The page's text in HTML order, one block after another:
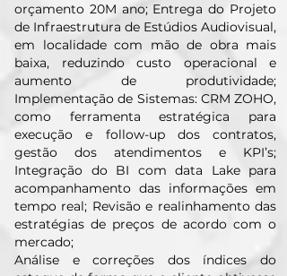
orçamento 20M ano; Entrega do Projeto
de Infraestrutura de Estúdios Audiovisual,
em localidade com mão de obra mais
baixa, reduzindo custo operacional e
aumento de produtividade;
Implementação de Sistemas: CRM ZOHO,
como ferramenta estratégica para
execução e follow-up dos contratos,
gestão dos atendimentos e KPI’s;
Integração do BI com data Lake para
acompanhamento das informações em
tempo real; Revisão e realinhamento das
estratégias de preços de acordo com o
mercado;
Análise e correções dos índices do